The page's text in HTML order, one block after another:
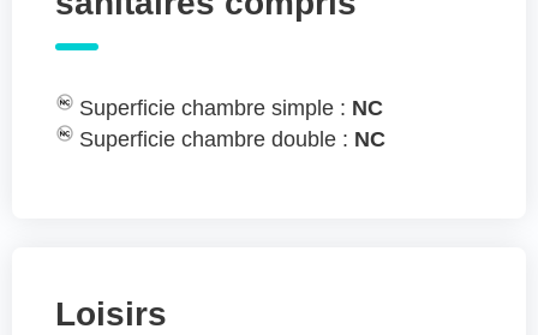
Superficie chambre simple : NC
Superficie chambre double : NC
Loisirs